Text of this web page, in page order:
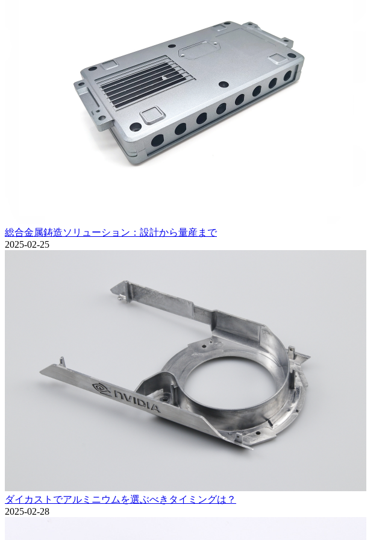
総合金属鋳造ソリューション：設計から量産まで
2025-02-25
ダイカストでアルミニウムを選ぶべきタイミングは？
2025-02-28